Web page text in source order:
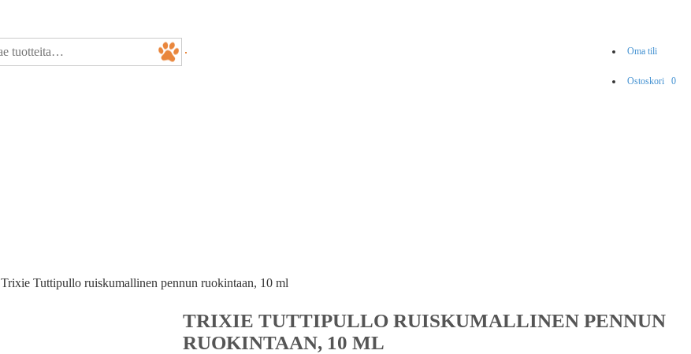
Oma tili
Ostoskori 0
Trixie Tuttipullo ruiskumallinen pennun ruokintaan, 10 ml
TRIXIE TUTTIPULLO RUISKUMALLINEN PENNUN
RUOKINTAAN, 10 ML